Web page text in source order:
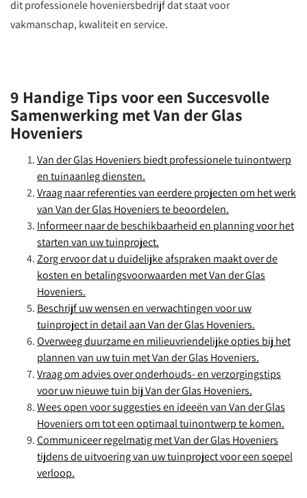
dit professionele hoveniersbedrijf dat staat voor
vakmanschap, kwaliteit en service.
9 Handige Tips voor een Succesvolle
Samenwerking met Van der Glas
Hoveniers
Van der Glas Hoveniers biedt professionele tuinontwerp
en tuinaanleg diensten.
Vraag naar referenties van eerdere projecten om het werk
van Van der Glas Hoveniers te beoordelen.
Informeer naar de beschikbaarheid en planning voor het
starten van uw tuinproject.
Zorg ervoor dat u duidelijke afspraken maakt over de
kosten en betalingsvoorwaarden met Van der Glas
Hoveniers.
Beschrijf uw wensen en verwachtingen voor uw
tuinproject in detail aan Van der Glas Hoveniers.
Overweeg duurzame en milieuvriendelijke opties bij het
plannen van uw tuin met Van der Glas Hoveniers.
Vraag om advies over onderhouds- en verzorgingstips
voor uw nieuwe tuin bij Van der Glas Hoveniers.
Wees open voor suggesties en ideeën van Van der Glas
Hoveniers om tot een optimaal tuinontwerp te komen.
Communiceer regelmatig met Van der Glas Hoveniers
tijdens de uitvoering van uw tuinproject voor een soepel
verloop.